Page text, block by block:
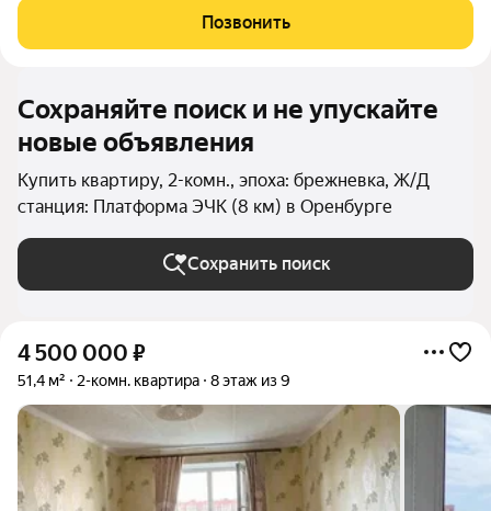
Позвонить
Сохраняйте поиск и не упускайте
новые объявления
Купить квартиру, 2-комн., эпоха: брежневка, Ж/Д
станция: Платформа ЭЧК (8 км) в Оренбурге
Сохранить поиск
4 500 000 ₽
51,4 м² 2-комн. квартира 8 этаж из 9